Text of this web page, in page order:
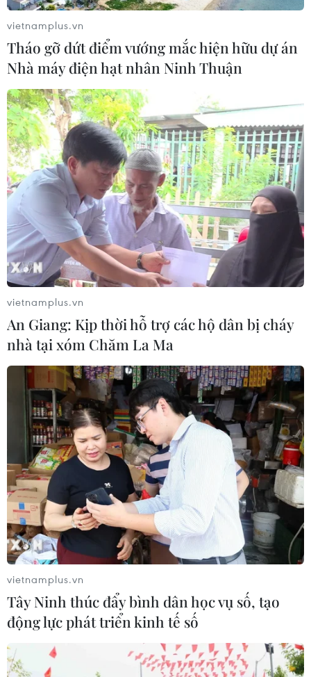
Không có hãng hàng không Việt bay qua
khu vực căng thẳng Nga-Ukraine
24/02/2022 07:39
Đại diện Vietnam Airlines khẳng định, hiện nay, Vietnam
Airlines không có đường bay bay qua khu vực bị ảnh
hưởng bởi tình hình căng thẳng ở Ukraine.
vietnamplus.vn
Tháo gỡ dứt điểm vướng mắc hiện hữu dự án
Nhà máy điện hạt nhân Ninh Thuận
vietnamplus.vn
An Giang: Kịp thời hỗ trợ các hộ dân bị cháy
nhà tại xóm Chăm La Ma
vietnamplus.vn
Tây Ninh thúc đẩy bình dân học vụ số, tạo
động lực phát triển kinh tế số